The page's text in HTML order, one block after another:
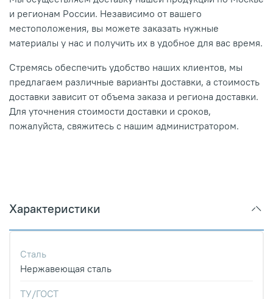
и регионам России. Независимо от вашего
местоположения, вы можете заказать нужные
материалы у нас и получить их в удобное для вас время.
Стремясь обеспечить удобство наших клиентов, мы
предлагаем различные варианты доставки, а стоимость
доставки зависит от объема заказа и региона доставки.
Для уточнения стоимости доставки и сроков,
пожалуйста, свяжитесь с нашим администратором.
Характеристики
Сталь
Нержавеющая сталь
ТУ/ГОСТ